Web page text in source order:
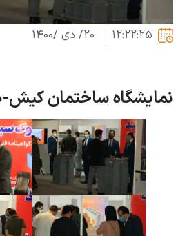
۲۰/ دی /۱۴۰۰
ساختمان کیش-1400